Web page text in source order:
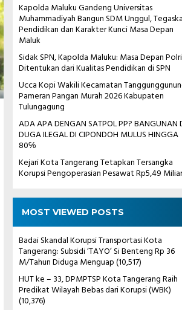
Kapolda Maluku Gandeng Universitas
Muhammadiyah Bangun SDM Unggul,
Pendidikan dan Karakter Kunci Masa Depan
Maluk
Sidak SPN, Kapolda Maluku: Masa Depan Polri
Ditentukan dari Kualitas Pendidikan di SPN
Ucca Kopi Wakili Kecamatan
Pameran Pangan Murah 2026 Kabupaten
Tulungagung
ADA APA DENGAN SATPOL PP? BANGUNAN
DUGA ILEGAL DI CIPONDOH MULUS HINGGA
80℅
Kejari Kota Tangerang Tetapkan Tersangka
Korupsi Pengoperasian Pesawat Rp5,49 Miliar
MOST VIEWED POSTS
Badai Skandal Korupsi Transportasi Kota
Tangerang: Subsidi ‘TAYO’ Si Benteng Rp 36
M/Tahun Diduga Menguap(10,517)
HUT ke – 33, DPMPTSP Kota Tangerang Raih
Predikat Wilayah Bebas dari Korupsi (WBK)
(10,376)